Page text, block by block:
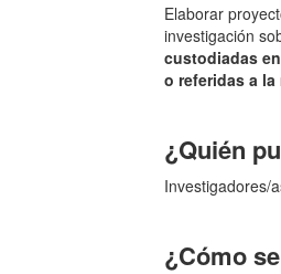
Elaborar
investigación
custodiadas
o referidas a la
¿Quién
Investigadores/
¿Cómo